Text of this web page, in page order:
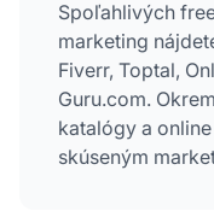
Spoľahlivých
marketing
Fiverr, Toptal,
Guru.com.
katalógy a
skúseným